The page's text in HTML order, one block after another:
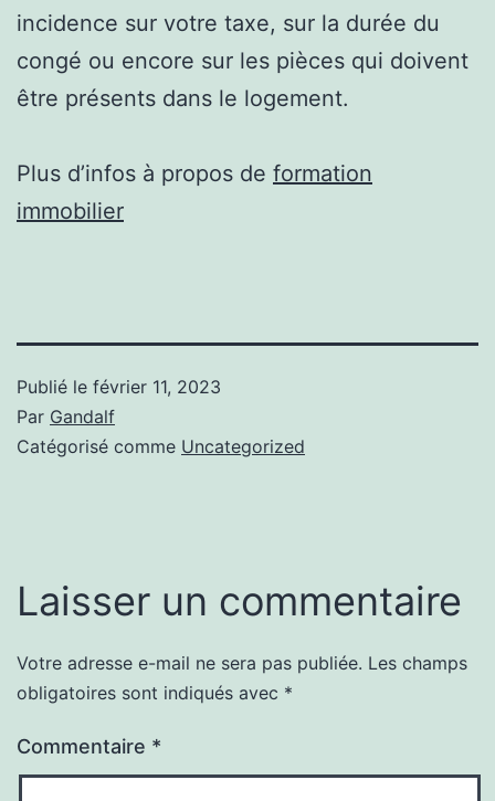
incidence sur votre taxe, sur la durée du
congé ou encore sur les pièces qui doivent
être présents dans le logement.
Plus d’infos à propos de formation
immobilier
Publié le février 11, 2023
Par Gandalf
Catégorisé comme Uncategorized
Laisser un commentaire
Votre adresse e-mail ne sera pas publiée. Les champs
obligatoires sont indiqués avec *
Commentaire *